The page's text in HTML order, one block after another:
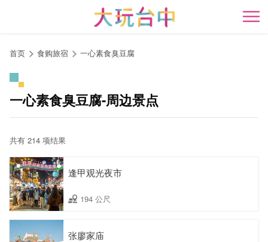
开
首页 食购旅宿 一心素食臭豆腐
一心素食臭豆腐-周边景点
共有 214 项结果
逢甲观光夜市
194 公尺
张廖家庙